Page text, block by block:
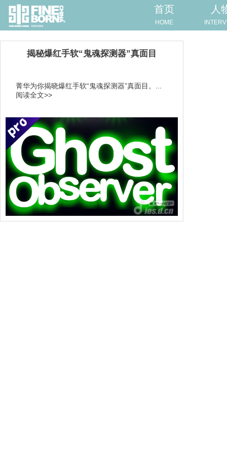
首页
HOME
人
揭秘爆红手软“鬼魂探测器”真面目
菁华为你揭晓爆红手软“鬼魂探测器”真面目。...
阅读全文>>